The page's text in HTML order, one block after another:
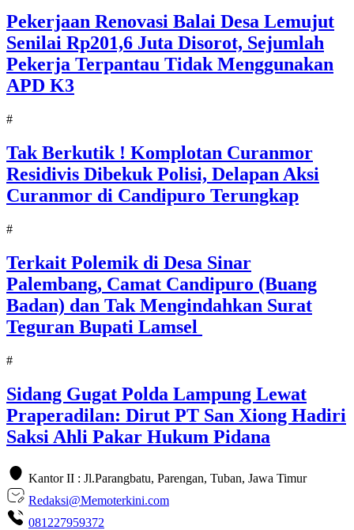
Pekerjaan Renovasi Balai Desa Lemujut
Senilai Rp201,6 Juta Disorot, Sejumlah
Pekerja Terpantau Tidak Menggunakan
APD K3
#
Tak Berkutik ! Komplotan Curanmor
Residivis Dibekuk Polisi, Delapan Aksi
Curanmor di Candipuro Terungkap
#
Terkait Polemik di Desa Sinar
Palembang, Camat Candipuro (Buang
Badan) dan Tak Mengindahkan Surat
Teguran Bupati Lamsel ‎
#
Sidang Gugat Polda Lampung Lewat
Praperadilan: Dirut PT San Xiong Hadiri
Saksi Ahli Pakar Hukum Pidana
Kantor II : Jl.Parangbatu, Parengan, Tuban, Jawa Timur
Redaksi@Memoterkini.com
081227959372